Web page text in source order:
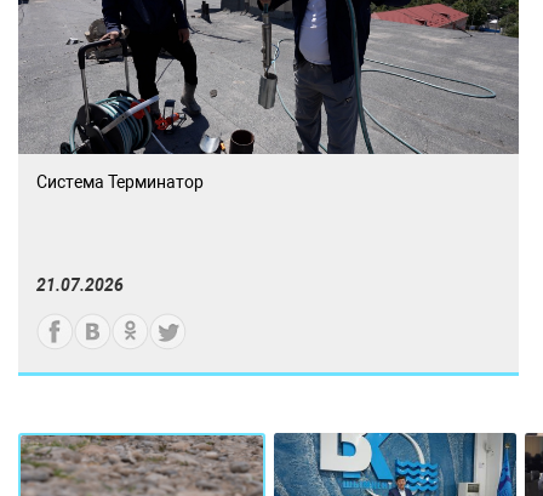
Система Терминатор
21.07.2026